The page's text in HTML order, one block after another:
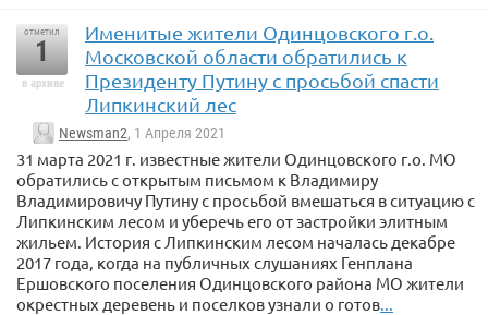
отметил
1
в архиве
Именитые жители Одинцовского г.о.
Московской области обратились к
Президенту Путину с просьбой спасти
Липкинский лес
Newsman2, 1 Апреля 2021
31 марта 2021 г. известные жители Одинцовского г.о. МО
обратились с открытым письмом к Владимиру
Владимировичу Путину с просьбой вмешаться в ситуацию с
Липкинским лесом и уберечь его от застройки элитным
жильем. История с Липкинским лесом началась декабре
2017 года, когда на публичных слушаниях Генплана
Ершовского поселения Одинцовского района МО жители
окрестных деревень и поселков узнали о готов